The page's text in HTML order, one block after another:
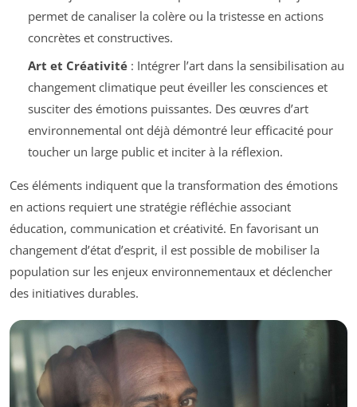
permet de canaliser la colère ou la tristesse en actions
concrètes et constructives.
Art et Créativité: Intégrer l’art dans la sensibilisation au
changement climatique peut éveiller les consciences et
susciter des émotions puissantes. Des œuvres d’art
environnemental ont déjà démontré leur efficacité pour
toucher un large public et inciter à la réflexion.
Ces éléments indiquent que la transformation des émotions
en actions requiert une stratégie réfléchie associant
éducation, communication et créativité. En favorisant un
changement d’état d’esprit, il est possible de mobiliser la
population sur les enjeux environnementaux et déclencher
des initiatives durables.